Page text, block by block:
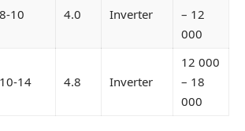
8-10 4.0 Inverter
– 12
000
10-14 4.8 Inverter
12 000
– 18
000